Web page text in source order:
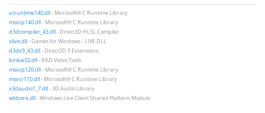
vcruntime140.dll- Microsoft® C Runtime Library
msvcp140.dll- Microsoft® C Runtime Library
d3dcompiler_43.dll- Direct3D HLSL Compiler
xlive.dll- Games for Windows - LIVE DLL
d3dx9_43.dll- Direct3D 9 Extensions
binkw32.dll- RAD Video Tools
msvcp120.dll- Microsoft® C Runtime Library
msvcr110.dll- Microsoft® C Runtime Library
x3daudio1_7.dll- 3D Audio Library
wldcore.dll- Windows Live Client Shared Platform Module